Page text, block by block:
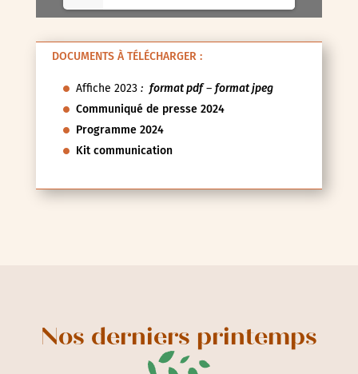
DOCUMENTS À TÉLÉCHARGER :
Affiche 2023: format pdf– format jpeg
Communiqué de presse 2024
Programme 2024
Kit communication
Nos derniers printemps